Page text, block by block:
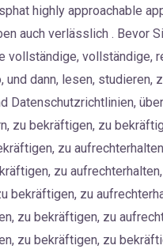
highly approachable
auch verlässlich . Bevor
vollständige,
dann, lesen, studieren,
Datenschutzrichtlinien,
zu bekräftigen, zu
zu
zu
bekräftigen, zu
zu bekräftigen, zu
zu bekräftigen, zu